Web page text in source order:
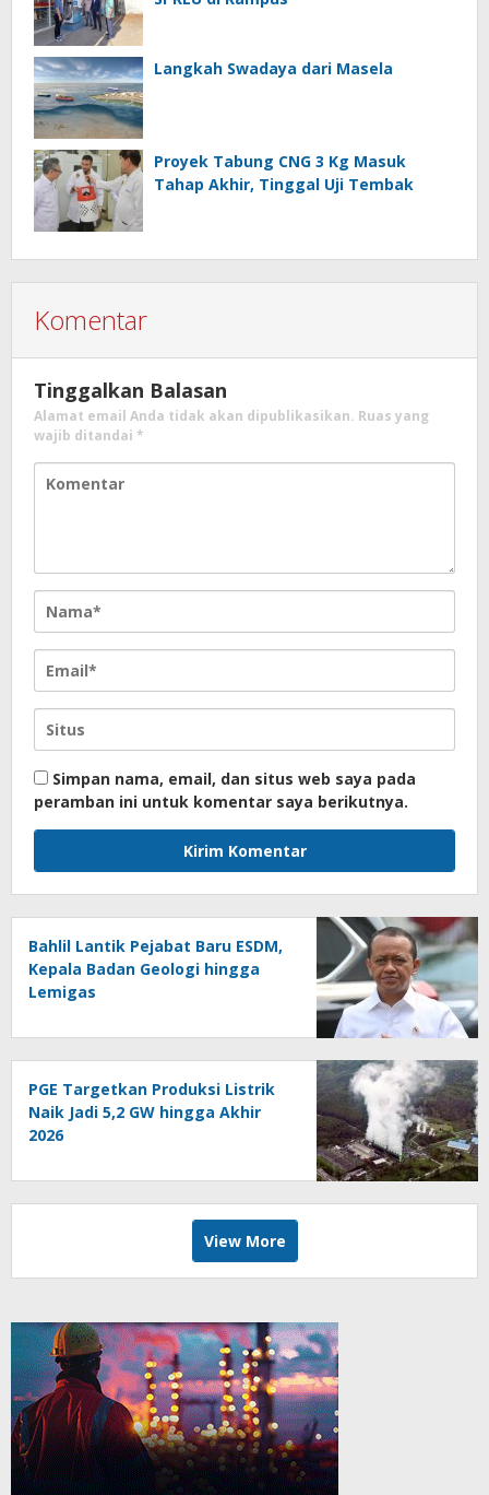
Langkah Swadaya dari Masela
Proyek Tabung CNG 3 Kg Masuk
Tahap Akhir, Tinggal Uji Tembak
Komentar
Tinggalkan Balasan
Alamat email Anda tidak akan dipublikasikan. Ruas yang
wajib ditandai *
Simpan nama, email, dan situs web saya pada
peramban ini untuk komentar saya berikutnya.
Bahlil Lantik Pejabat Baru ESDM,
Kepala Badan Geologi hingga
Lemigas
PGE Targetkan Produksi Listrik
Naik Jadi 5,2 GW hingga Akhir
2026
View More